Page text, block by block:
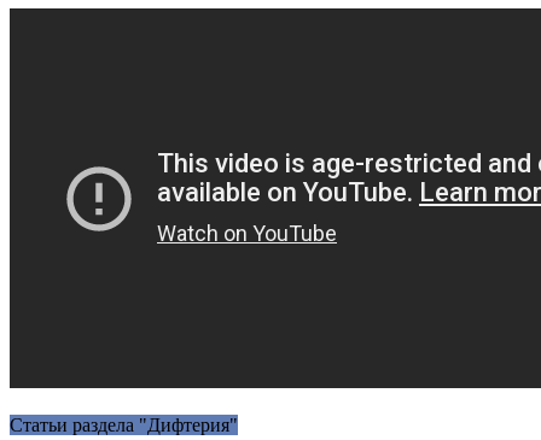
Статьи раздела "Дифтерия"